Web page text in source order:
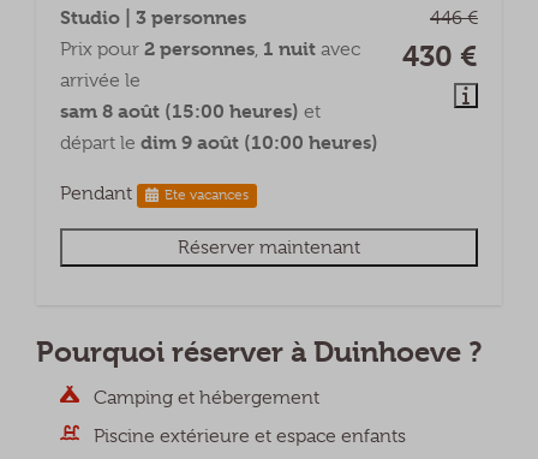
446 €
430 €
Studio | 3 personnes
Prix pour 2 personnes, 1 nuit avec
arrivée le
sam 8 août (15:00 heures) et
départ le dim 9 août (10:00 heures)
Pendant Ete vacances
Réserver maintenant
Pourquoi réserver à Duinhoeve ?
Camping et hébergement
Piscine extérieure et espace enfants